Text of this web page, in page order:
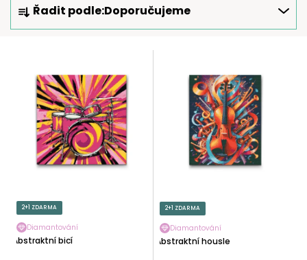
Z
T
Ů
Řadit podle:Doporučujeme
U
K
T
2+1 ZDARMA
Diamantování
Abstraktní bicí
2+1 ZDARMA
Diamantování
Abstraktní housle